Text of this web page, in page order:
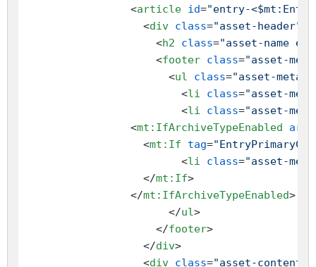
<article id="entry-
<div class="asset-header"
<h2 class="asset-name
<footer class="asset-
<ul class="asset-
<li class="asset-
<li class="asset-
<mt:IfArchiveTypeEnabled
<mt:If tag=
<li class="asset-
</mt:If>
</mt:IfArchiveTypeEnabled>
</ul>
</footer>
</div>
<div class="asset-content